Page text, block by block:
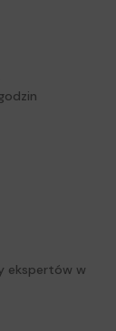
ekspertów w